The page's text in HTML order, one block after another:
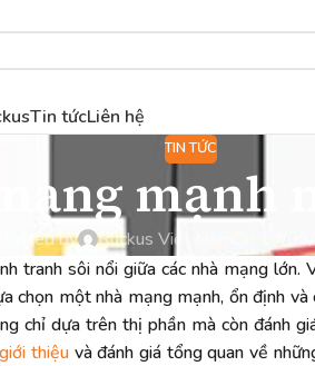
Tin tứcLiên hệ
TIN TỨC
mạnh
Posted by Ruckus Việt Nam On 16/
sôi nổi giữa các nhà mạng lớn.
chọn một nhà mạng mạnh, ổn định
chỉ dựa trên thị phần mà còn đánh
giới thiệuvà đánh giá tổng quan về